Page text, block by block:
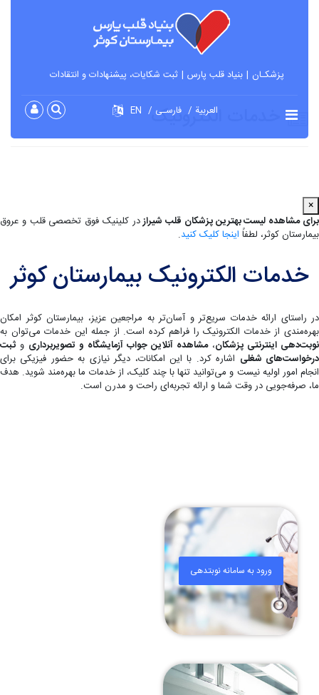
پزشکـان بنیاد قلب پارس ثبت شکایات، پیشنهادات و انتقادات
العربية فارسـی EN خدمات الکترونیک
×
برای مشاهده لیست بهترین پزشکان قلب شیرازدر کلینیک فوق تخصصی قلب و عروق
بیمارستان کوثر، لطفاً اینجا کلیک کنید.
خدمات الکترونیک بیمارستان کوثر
در راستای ارائه خدمات سریع‌تر و آسان‌تر به مراجعین عزیز، بیمارستان کوثر امکان
بهره‌مندی از خدمات الکترونیک را فراهم کرده است. از جمله این خدمات می‌توان به
نوبت‌دهی اینترنتی پزشکان،مشاهده آنلاین جواب آزمایشگاه و تصویربرداری و ثبت
درخواست‌های شغلی اشاره کرد. با این امکانات، دیگر نیازی به حضور فیزیکی برای
انجام امور اولیه نیست و می‌توانید تنها با چند کلیک، از خدمات ما بهره‌مند شوید. هدف
ما، صرفه‌جویی در وقت شما و ارائه تجربه‌ای راحت و مدرن است.
ورود به سامانه نوبتدهی